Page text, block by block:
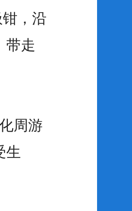
，沿
带走
周游
生